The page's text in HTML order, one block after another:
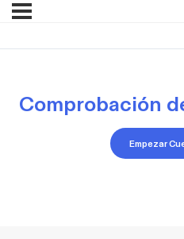
Comprobación